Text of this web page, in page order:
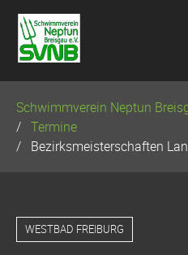
überspringen
Schwimmverein Neptun
Termine
Bezirksmeisterschaften
WESTBAD FREIBURG